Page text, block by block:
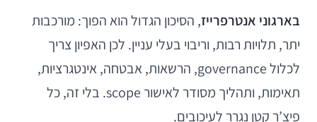
בארגוני אנטרפרייז, הסיכון הגדול הוא הפוך: מורכבות
יתר, תלויות רבות, וריבוי בעלי עניין. לכן האפיון צריך
לכלול governance, הרשאות, אבטחה, אינטגרציות,
תאימות, ותהליך מסודר לאישור scope. בלי זה, כל
פיצ’ר קטן נגרר לעיכובים.